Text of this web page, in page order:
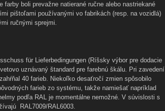
farby boli prevažne natierané ručne alebo nastriekané
pištoľami používanými vo fabrikách (resp. na vozidlá)
ručnými sprejmi.
für Lieferbedingungen (Ríšsky výbor pre dodacie
uznávaný štandard pre farebnú škálu. Pri zavedení
40 farieb. Niekoľko desaťročí zmien spôsobilo
farieb zo systému, takže namiešať napríklad
podľa RAL je momentálne nemožné. V súvislosti s
RAL7009/RAL6003.